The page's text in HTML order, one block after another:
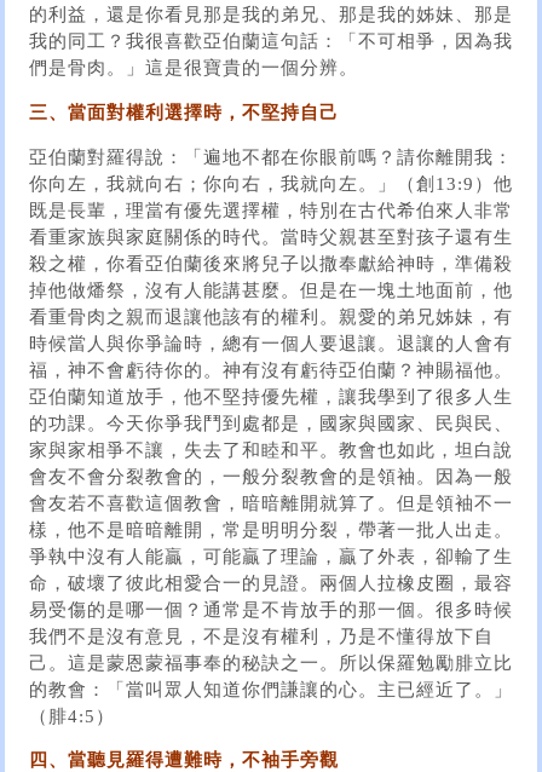
的利益，還是你看見那是我的弟兄、那是我的姊妹、那是
我的同工？我很喜歡亞伯蘭這句話：「不可相爭，因為我
們是骨肉。」這是很寶貴的一個分辨。
三、當面對權利選擇時，不堅持自己
亞伯蘭對羅得說：「遍地不都在你眼前嗎？請你離開我：
你向左，我就向右；你向右，我就向左。」（創13:9）他
既是長輩，理當有優先選擇權，特別在古代希伯來人非常
看重家族與家庭關係的時代。當時父親甚至對孩子還有生
殺之權，你看亞伯蘭後來將兒子以撒奉獻給神時，準備殺
掉他做燔祭，沒有人能講甚麼。但是在一塊土地面前，他
看重骨肉之親而退讓他該有的權利。親愛的弟兄姊妹，有
時候當人與你爭論時，總有一個人要退讓。退讓的人會有
福，神不會虧待你的。神有沒有虧待亞伯蘭？神賜福他。
亞伯蘭知道放手，他不堅持優先權，讓我學到了很多人生
的功課。今天你爭我鬥到處都是，國家與國家、民與民、
家與家相爭不讓，失去了和睦和平。教會也如此，坦白說
會友不會分裂教會的，一般分裂教會的是領袖。因為一般
會友若不喜歡這個教會，暗暗離開就算了。但是領袖不一
樣，他不是暗暗離開，常是明明分裂，帶著一批人出走。
爭執中沒有人能贏，可能贏了理論，贏了外表，卻輸了生
命，破壞了彼此相愛合一的見證。兩個人拉橡皮圈，最容
易受傷的是哪一個？通常是不肯放手的那一個。很多時候
我們不是沒有意見，不是沒有權利，乃是不懂得放下自
己。這是蒙恩蒙福事奉的秘訣之一。所以保羅勉勵腓立比
的教會：「當叫眾人知道你們謙讓的心。主已經近了。」
（腓4:5）
四、當聽見羅得遭難時，不袖手旁觀